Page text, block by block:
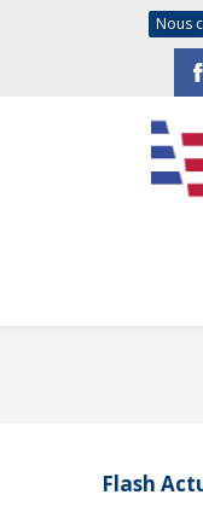
Nous
Flash